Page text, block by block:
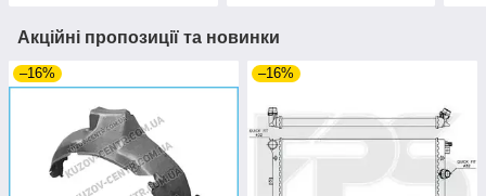
Акційні пропозиції та новинки
–16% –16%